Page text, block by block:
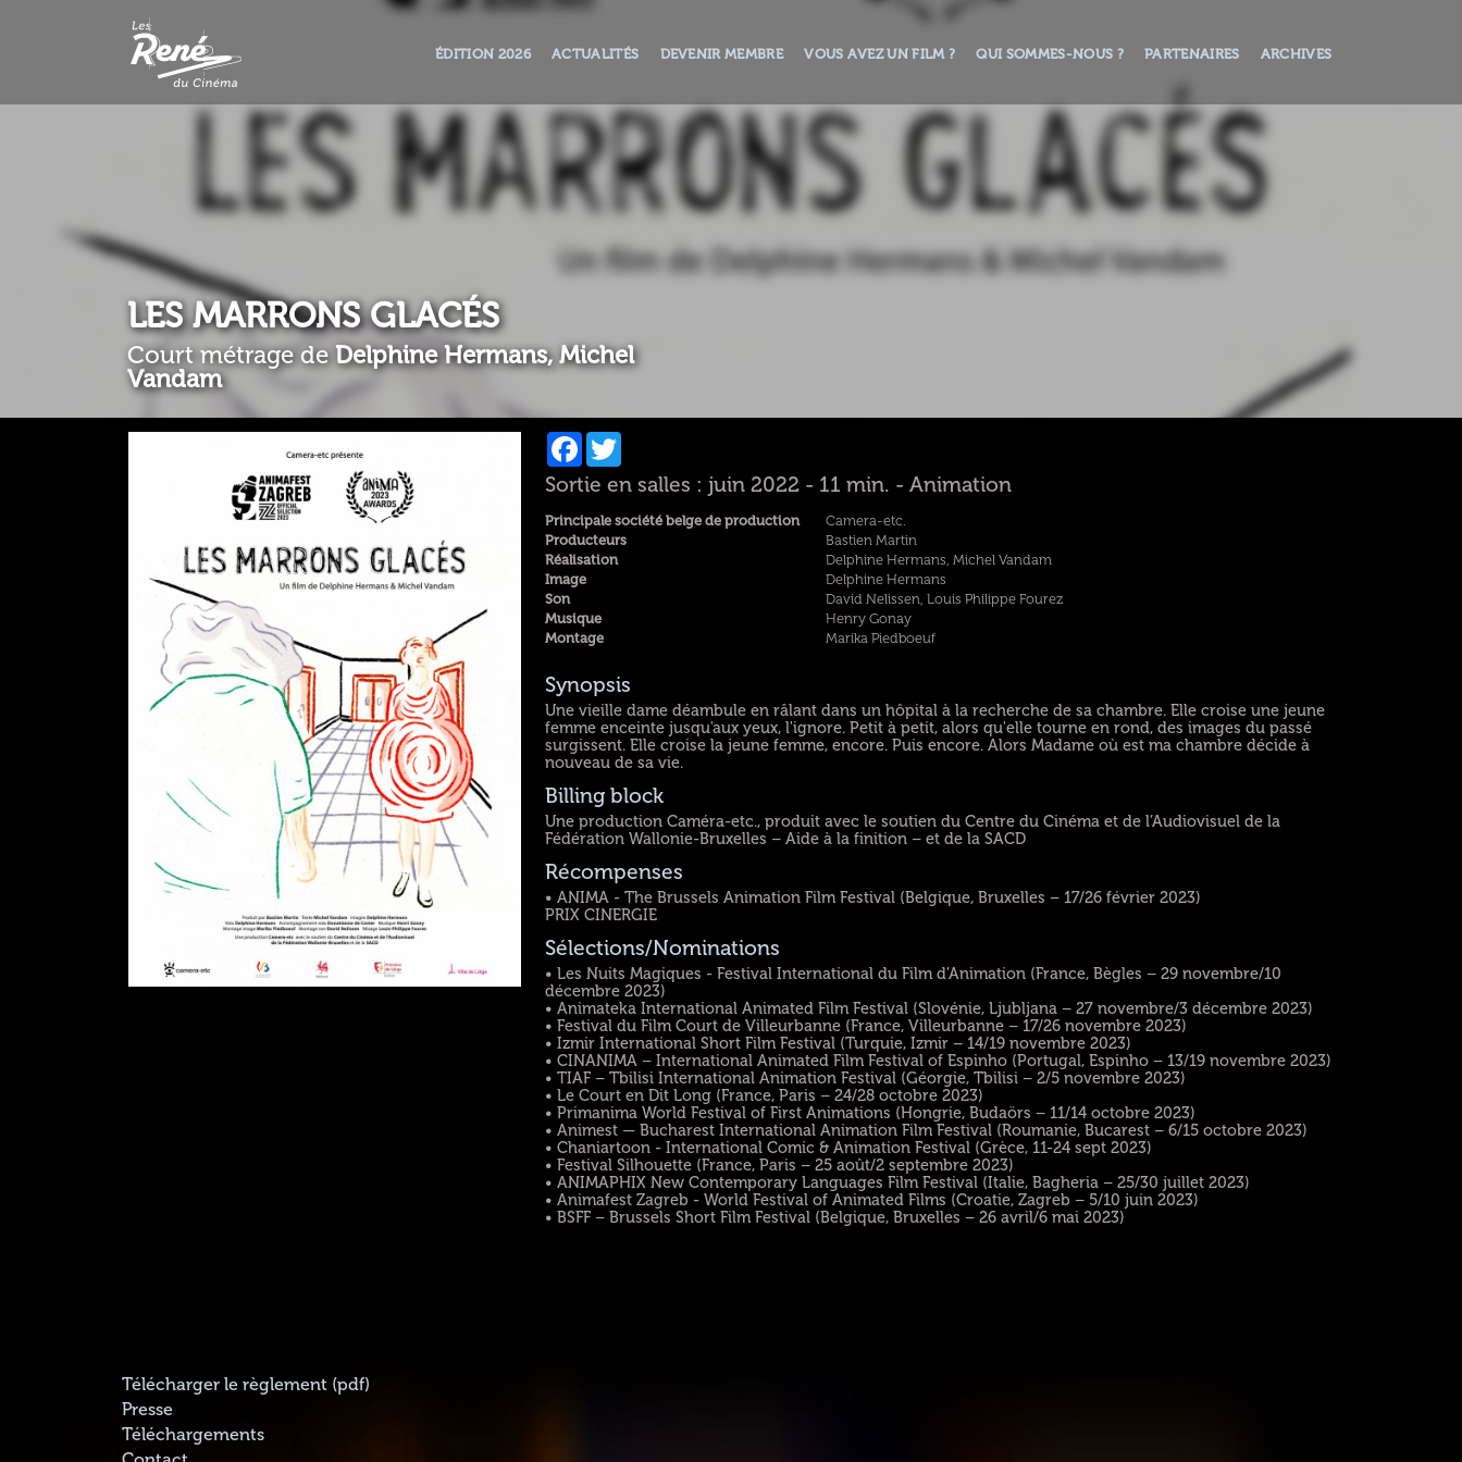
ÉDITION 2026 ACTUALITÉS DEVENIR MEMBRE VOUS AVEZ UN FILM ? QUI SOMMES-NOUS ? PARTENAIRES ARCHIVES
LES MARRONS GLACÉS
Court métrage deDelphine Hermans, Michel
Vandam
Facebook
Sortie en salles : juin 2022 - 11 min. - Animation
Principale société belge de production
Camera-etc.
Producteurs
Bastien Martin
Réalisation
Delphine Hermans, Michel Vandam
Image
Delphine Hermans
Son
David Nelissen, Louis Philippe Fourez
Musique
Henry Gonay
Montage
Marika Piedboeuf
Synopsis
Une vieille dame déambule en râlant dans un hôpital à la recherche de sa chambre. Elle croise une jeune
femme enceinte jusqu'aux yeux, l'ignore. Petit à petit, alors qu'elle tourne en rond, des images du passé
surgissent. Elle croise la jeune femme, encore. Puis encore. Alors Madame où est ma chambre décide à
nouveau de sa vie.
Billing block
Une production Caméra-etc., produit avec le soutien du Centre du Cinéma et de l’Audiovisuel de la
Fédération Wallonie-Bruxelles – Aide à la finition – et de la SACD
Récompenses
• ANIMA - The Brussels Animation Film Festival (Belgique, Bruxelles – 17/26 février 2023)
PRIX CINERGIE
Sélections/Nominations
• Les Nuits Magiques - Festival International du Film d'Animation (France, Bègles – 29 novembre/10
décembre 2023)
• Animateka International Animated Film Festival (Slovénie, Ljubljana – 27 novembre/3 décembre 2023)
• Festival du Film Court de Villeurbanne (France, Villeurbanne – 17/26 novembre 2023)
• Izmir International Short Film Festival (Turquie, Izmir – 14/19 novembre 2023)
• CINANIMA – International Animated Film Festival of Espinho (Portugal, Espinho – 13/19 novembre 2023)
• TIAF – Tbilisi International Animation Festival (Géorgie, Tbilisi – 2/5 novembre 2023)
• Le Court en Dit Long (France, Paris – 24/28 octobre 2023)
• Primanima World Festival of First Animations (Hongrie, Budaörs – 11/14 octobre 2023)
• Animest — Bucharest International Animation Film Festival (Roumanie, Bucarest – 6/15 octobre 2023)
• Chaniartoon - International Comic & Animation Festival (Grèce, 11-24 sept 2023)
• Festival Silhouette (France, Paris – 25 août/2 septembre 2023)
• ANIMAPHIX New Contemporary Languages Film Festival (Italie, Bagheria – 25/30 juillet 2023)
• Animafest Zagreb - World Festival of Animated Films (Croatie, Zagreb – 5/10 juin 2023)
• BSFF – Brussels Short Film Festival (Belgique, Bruxelles – 26 avril/6 mai 2023)
Télécharger le règlement (pdf)
Presse
Téléchargements